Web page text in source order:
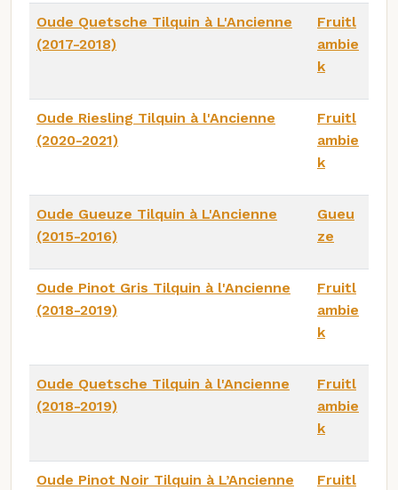
Oude Quetsche Tilquin à L'Ancienne
(2017-2018)
Fruitl
ambie
k
Oude Riesling Tilquin à l'Ancienne
(2020-2021)
Fruitl
ambie
k
Oude Gueuze Tilquin à L'Ancienne
(2015-2016)
Gueu
ze
Oude Pinot Gris Tilquin à l'Ancienne
(2018-2019)
Fruitl
ambie
k
Oude Quetsche Tilquin à l'Ancienne
(2018-2019)
Fruitl
ambie
k
Oude Pinot Noir Tilquin à L’Ancienne
Fruitl